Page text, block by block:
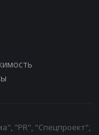
"PR", "Спецпроект",